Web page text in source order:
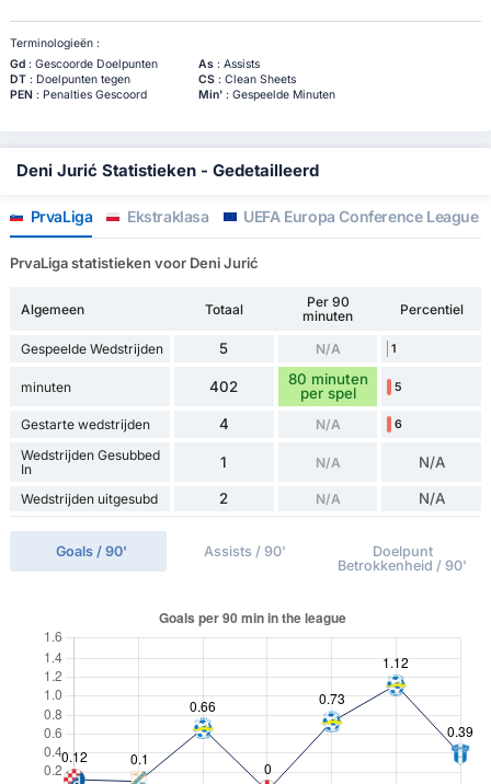
Terminologieën :
Gd: Gescoorde Doelpunten As: Assists
DT: Doelpunten tegen CS: Clean Sheets
PEN: Penalties Gescoord Min': Gespeelde Minuten
Deni Jurić Statistieken - Gedetailleerd
PrvaLiga Ekstraklasa UEFA Europa Conference League
PrvaLiga statistieken voor Deni Jurić
Algemeen Totaal
Per 90
minuten
Percentiel
Gespeelde Wedstrijden 5 N/A 1
minuten 402
80 minuten
per spel
5
Gestarte wedstrijden 4 N/A 6
Wedstrijden Gesubbed
In
1 N/A N/A
Wedstrijden uitgesubd 2 N/A N/A
Goals / 90' Assists / 90'
Doelpunt
Betrokkenheid / 90'